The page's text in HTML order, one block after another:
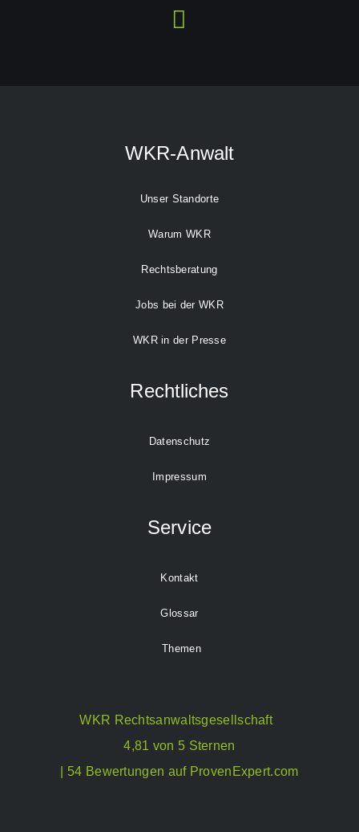
WKR-Anwalt
Unser Standorte
Warum WKR
Rechtsberatung
Jobs bei der WKR
WKR in der Presse
Rechtliches
Datenschutz
Impressum
Service
Kontakt
Glossar
Themen
WKR Rechtsanwaltsgesellschaft
4,81 von 5 Sternen
| 54 Bewertungen auf ProvenExpert.com